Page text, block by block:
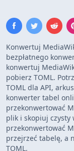
Konwertuj
bezpłatnego
konwertuj
pobierz TOML.
TOML dla API,
konwerter tabel
przekonwertować
plik i skopiuj czysty
przekonwertować
przejrzeć tabelę, a
TOML.